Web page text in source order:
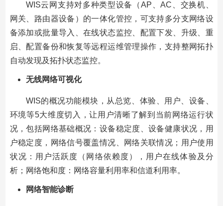
WIS云网支持对多种类型设备（AP、AC、交换机、
网关、路由器设备）的一体化管控，可支持多分支网络设
备添加或批量导入、在线状态监控、配置下发、升级、重
启、配置备份和恢复等远程运维管理操作，支持整网拓扑
自动发现及拓扑状态监控。
无线网络可视化
WIS的概况功能模块，从总览、体验、用户、设备、
环境等5大维度切入，让用户清晰了解到当前网络运行状
况，包括网络基础概况：设备稳定度、设备健康状况，用
户稳定度，网络信号覆盖情况、网络关联情况；用户使用
状况：用户活跃度（网络依赖度），用户在线体验及分
析；网络饱和度：网络容量利用率和信道利用率。
网络智能诊断